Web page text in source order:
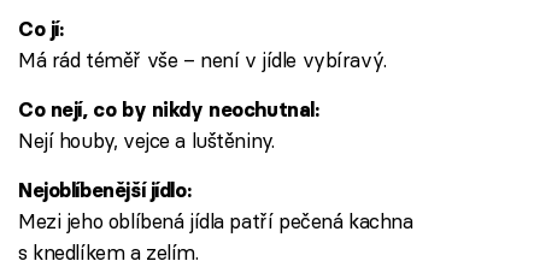
Co jí:
Má rád téměř vše – není v jídle vybíravý.
Co nejí, co by nikdy neochutnal:
Nejí houby, vejce a luštěniny.
Nejoblíbenější jídlo:
Mezi jeho oblíbená jídla patří pečená kachna
s knedlíkem a zelím.